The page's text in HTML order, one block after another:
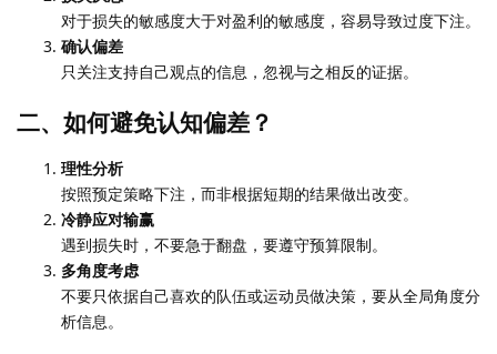
对于损失的敏感度大于对盈利的敏感度，容易导致过度下注。
确认偏差
只关注支持自己观点的信息，忽视与之相反的证据。
二、如何避免认知偏差？
理性分析
按照预定策略下注，而非根据短期的结果做出改变。
冷静应对输赢
遇到损失时，不要急于翻盘，要遵守预算限制。
多角度考虑
不要只依据自己喜欢的队伍或运动员做决策，要从全局角度分
析信息。